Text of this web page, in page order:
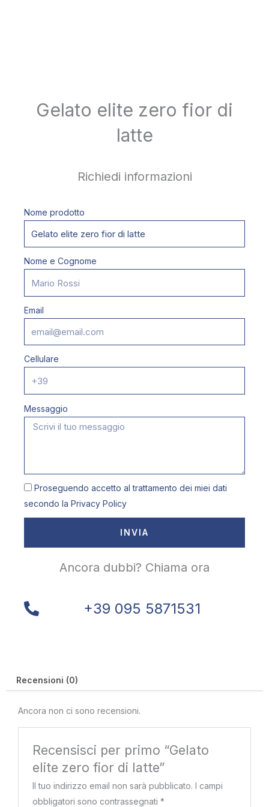
Gelato elite zero fior di
latte
Richiedi informazioni
Nome prodotto
Nome e Cognome
Email
Cellulare
Messaggio
Proseguendo accetto al trattamento dei miei dati
secondo la Privacy Policy
INVIA
Ancora dubbi? Chiama ora
+39 095 5871531
Recensioni (0)
Ancora non ci sono recensioni.
Recensisci per primo “Gelato
elite zero fior di latte”
Il tuo indirizzo email non sarà pubblicato. I campi
obbligatori sono contrassegnati*